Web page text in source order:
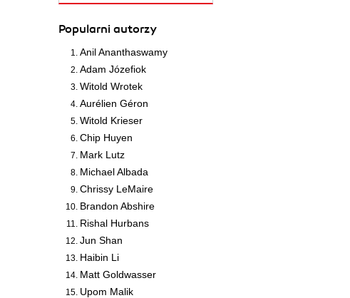
Popularni autorzy
Anil Ananthaswamy
Adam Józefiok
Witold Wrotek
Aurélien Géron
Witold Krieser
Chip Huyen
Mark Lutz
Michael Albada
Chrissy LeMaire
Brandon Abshire
Rishal Hurbans
Jun Shan
Haibin Li
Matt Goldwasser
Upom Malik